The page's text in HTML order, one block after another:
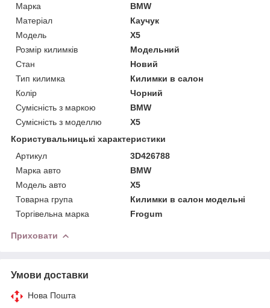
Марка
BMW
Матеріал
Каучук
Модель
X5
Розмір килимків
Модельний
Стан
Новий
Тип килимка
Килимки в салон
Колір
Чорний
Сумісність з маркою
BMW
Сумісність з моделлю
X5
Користувальницькі характеристики
Артикул
3D426788
Марка авто
BMW
Модель авто
X5
Товарна група
Килимки в салон модельні
Торгівельна марка
Frogum
Приховати
Умови доставки
Нова Пошта